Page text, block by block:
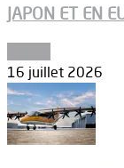
JAPON ET EN
16 juillet 2026